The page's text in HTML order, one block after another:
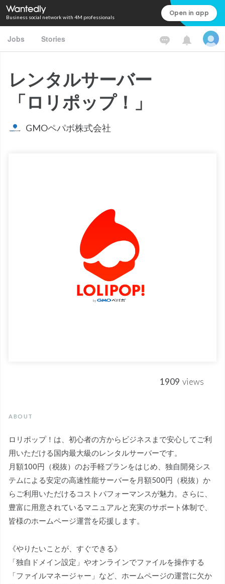
Business social network with 4M professionals Open in app
Jobs Stories
レンタルサーバー
「ロリポップ！」
GMOペパボ株式会社
1909 views
ABOUT
ロリポップ！は、初心者の方からビジネスまで安心してご利
用いただける国内最大級のレンタルサーバーです。
月額100円（税抜）のお手軽プランをはじめ、独自開発シス
テムによる安定の高速性能サーバーを月額500円（税抜）か
らご利用いただけるコストパフォーマンスが魅力。さらに、
豊富に用意されているマニュアルと充実のサポート体制で、
皆様のホームページ運営を応援します。
《やりたいことが、すぐできる》
「独自ドメイン設定」やオンラインでファイルを操作する
「ファイルマネージャー」など、ホームページの運営に欠か